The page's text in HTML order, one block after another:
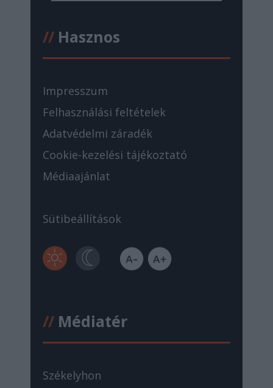
//Hasznos
Impresszum
Felhasználási feltételek
Adatvédelmi záradék
Cookie-kezelési tájékoztató
Médiaajánlat
Sütibeállítások
//Médiatér
Székelyhon